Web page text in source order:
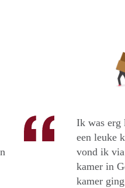
Ik was erg
een leuke
vond ik
kamer in
kamer